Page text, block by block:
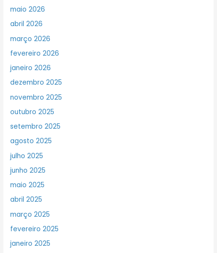
maio 2026
abril 2026
março 2026
fevereiro 2026
janeiro 2026
dezembro 2025
novembro 2025
outubro 2025
setembro 2025
agosto 2025
julho 2025
junho 2025
maio 2025
abril 2025
março 2025
fevereiro 2025
janeiro 2025